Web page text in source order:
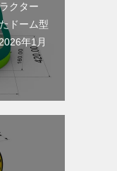
クター
ドーム型
2026年1月